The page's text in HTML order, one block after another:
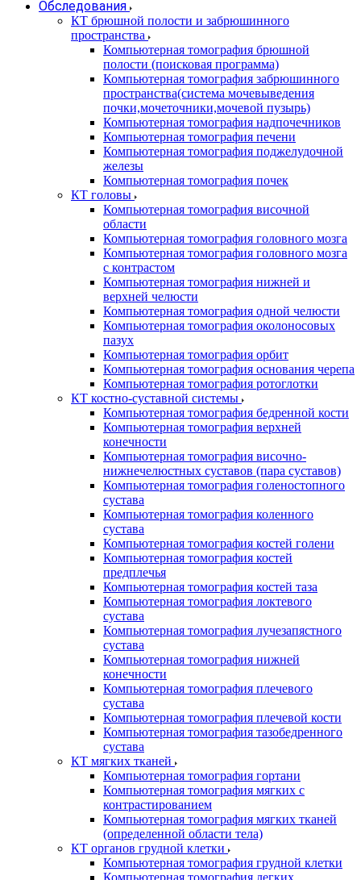
Обследования
КТ брюшной полости и забрюшинного
пространства
Компьютерная томография брюшной
полости (поисковая программа)
Компьютерная томография забрюшинного
пространства(система мочевыведения
почки,мочеточники,мочевой пузырь)
Компьютерная томография надпочечников
Компьютерная томография печени
Компьютерная томография поджелудочной
железы
Компьютерная томография почек
КТ головы
Компьютерная томография височной
области
Компьютерная томография головного мозга
Компьютерная томография головного мозга
с контрастом
Компьютерная томография нижней и
верхней челюсти
Компьютерная томография одной челюсти
Компьютерная томография околоносовых
пазух
Компьютерная томография орбит
Компьютерная томография основания черепа
Компьютерная томография ротоглотки
КТ костно-суставной системы
Компьютерная томография бедренной кости
Компьютерная томография верхней
конечности
Компьютерная томография височно-
нижнечелюстных суставов (пара суставов)
Компьютерная томография голеностопного
сустава
Компьютерная томография коленного
сустава
Компьютерная томография костей голени
Компьютерная томография костей
предплечья
Компьютерная томография костей таза
Компьютерная томография локтевого
сустава
Компьютерная томография лучезапястного
сустава
Компьютерная томография нижней
конечности
Компьютерная томография плечевого
сустава
Компьютерная томография плечевой кости
Компьютерная томография тазобедренного
сустава
КТ мягких тканей
Компьютерная томография гортани
Компьютерная томография мягких с
контрастированием
Компьютерная томография мягких тканей
(определенной области тела)
КТ органов грудной клетки
Компьютерная томография грудной клетки
Компьютерная томография легких